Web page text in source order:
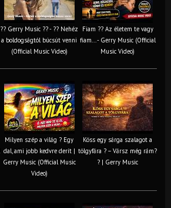
?? Gerry Music ?? - ?? Nehéz
a boldogságtól búcsút venni
(Official Music Video)
Fiam ?‍? Az életem te vagy
fiam... - Gerry Music (Official
Music Video)
Milyen szép a világ ? Egy
dal, ami jobb kedvre derít |
Gerry Music (Official Music
Video)
Köss egy sárga szalagot a
tölgyfára ?️ – Vársz még rám?
? | Gerry Music